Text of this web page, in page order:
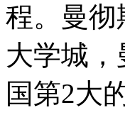
程。曼彻
大学城
国第2大